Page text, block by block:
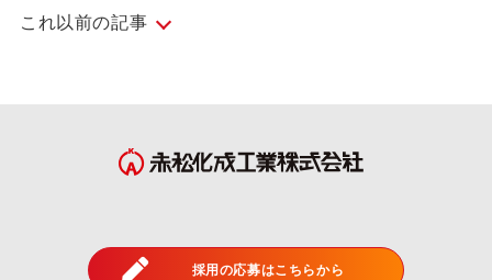
これ以前の記事
2024年5月 (5)
採用の応募はこちらから